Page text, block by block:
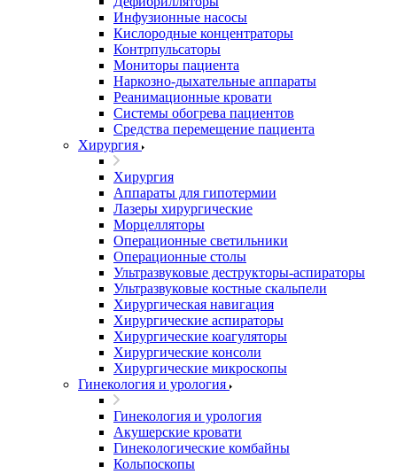
Инфузионные насосы
Кислородные концентраторы
Контрпульсаторы
Мониторы пациента
Наркозно-дыхательные аппараты
Реанимационные кровати
Системы обогрева пациентов
Средства перемещение пациента
Хирургия
Хирургия
Аппараты для гипотермии
Лазеры хирургические
Морцелляторы
Операционные светильники
Операционные столы
Ультразвуковые деструкторы-аспираторы
Ультразвуковые костные скальпели
Хирургическая навигация
Хирургические аспираторы
Хирургические коагуляторы
Хирургические консоли
Хирургические микроскопы
Гинекология и урология
Гинекология и урология
Акушерские кровати
Гинекологические комбайны
Кольпоскопы